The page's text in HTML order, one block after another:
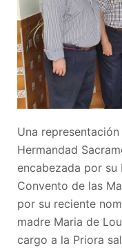
Una
Hermandad
encabezada por su
Convento de las
por su reciente
madre Maria de
cargo a la Priora